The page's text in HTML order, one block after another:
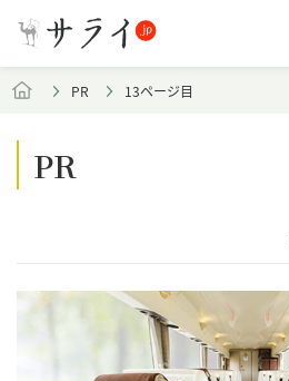
PR 13ページ目
PR